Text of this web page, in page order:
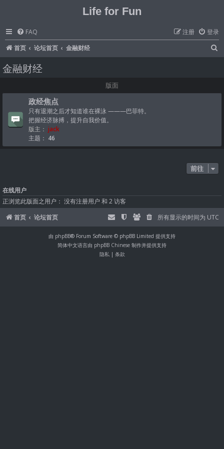
Life for Fun
FAQ 登录
注册
首页
论坛首页 金融财经
金融财经
版面
政经焦点
只有退潮之后才知道谁在裸泳 ———巴菲特。
把握经济脉搏，提升自我价值。
版主： jack
主题： 46
前往
在线用户
正浏览此版面之用户： 没有注册用户 和 2 访客
首页
论坛首页 所有显示的时间为 UTC
由 phpBB® Forum Software © phpBB Limited 提供支持
简体中文语言由 phpBB Chinese 制作并提供支持
隐私| 条款